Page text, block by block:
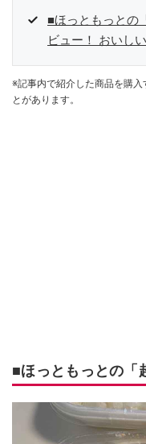
■ほっともっとの
ビュー！ おいし
※記事内で紹介した商品を購
とがあります。
■ほっともっとの「